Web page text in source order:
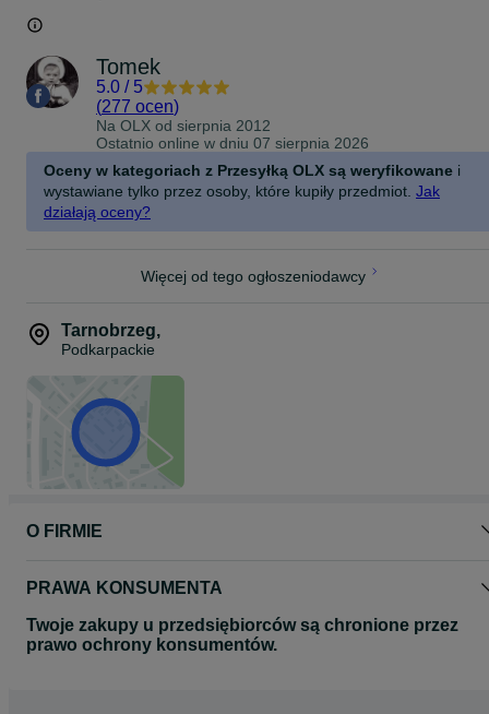
Tomek
5.0 / 5
(277 ocen)
Na OLX od sierpnia 2012
Ostatnio online w dniu 07 sierpnia 2026
Oceny w kategoriach z Przesyłką OLX są weryfikowane i
wystawiane tylko przez osoby, które kupiły przedmiot. Jak
działają oceny?
Więcej od tego ogłoszeniodawcy
Tarnobrzeg,
Podkarpackie
O FIRMIE
PRAWA KONSUMENTA
Twoje zakupy u przedsiębiorców są chronione przez
prawo ochrony konsumentów.